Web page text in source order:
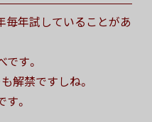
毎年試していることがあ
す。
解禁ですしね。
。